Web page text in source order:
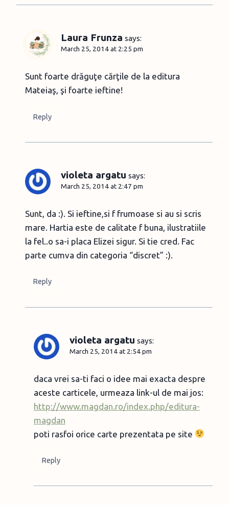
Laura Frunza says:
March 25, 2014 at 2:25 pm
Sunt foarte drăguţe cărţile de la editura
Mateiaş, şi foarte ieftine!
Reply
violeta argatu says:
March 25, 2014 at 2:47 pm
Sunt, da :). Si ieftine,si f frumoase si au si scris
mare. Hartia este de calitate f buna, ilustratiile
la fel..o sa-i placa Elizei sigur. Si tie cred. Fac
parte cumva din categoria “discret” :).
Reply
violeta argatu says:
March 25, 2014 at 2:54 pm
daca vrei sa-ti faci o idee mai exacta despre
aceste carticele, urmeaza link-ul de mai jos:
http://www.magdan.ro/index.php/editura-
magdan
poti rasfoi orice carte prezentata pe site
Reply